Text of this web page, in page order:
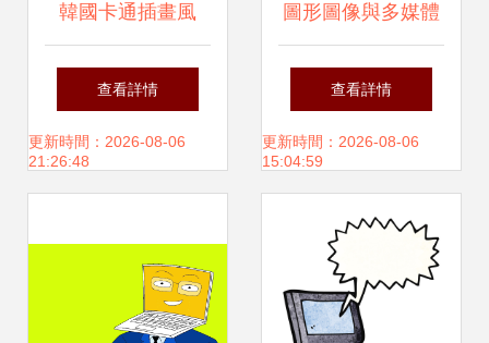
韓國卡通插畫風
(fēng)格電腦桌面
主題精選 Win7與
下載指南
查看詳情
更新時間：2026-08-06
21:26:48
圖形圖像與多媒體
制作 技術(shù)融
合下的創(chuàng)
查看詳情
更新時間：2026-08-06
15:04:59